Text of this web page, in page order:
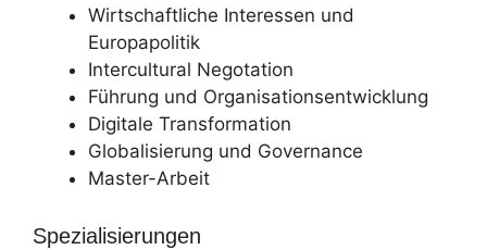
Wirtschaftliche Interessen und
Europapolitik
Intercultural Negotation
Führung und Organisationsentwicklung
Digitale Transformation
Globalisierung und Governance
Master-Arbeit
Spezialisierungen